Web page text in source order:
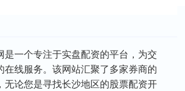
是一个专注于实盘配资的平台，为交
在线服务。该网站汇聚了多家券商的
无论您是寻找长沙地区的股票配资开